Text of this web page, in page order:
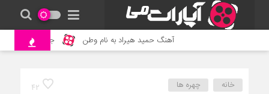
آهنگ حمید هیراد به نام وطن جنگ و نبرد حیوانات
42 خانه چهره ها